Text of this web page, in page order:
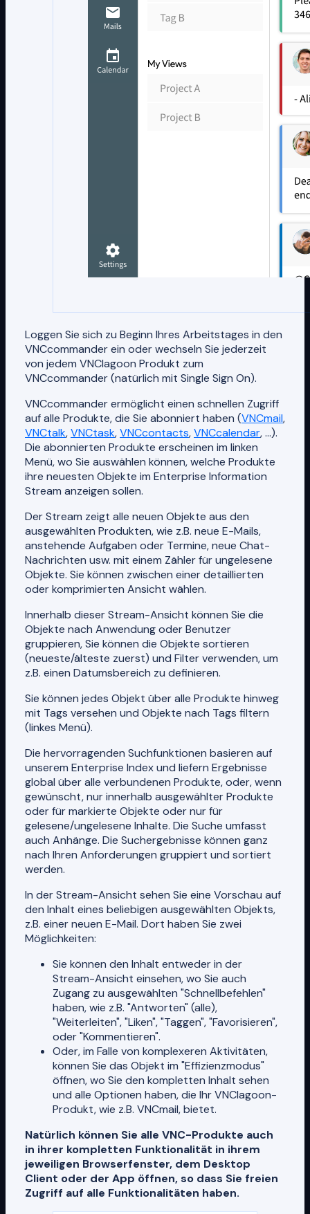
Loggen Sie sich zu Beginn Ihres Arbeitstages in den
VNCcommander ein oder wechseln Sie jederzeit
von jedem VNClagoon Produkt zum
VNCcommander (natürlich mit Single Sign On).
VNCcommander ermöglicht einen schnellen Zugriff
auf alle Produkte, die Sie abonniert haben (VNCmail,
VNCtalk,VNCtask,VNCcontacts,VNCcalendar, ...).
Die abonnierten Produkte erscheinen im linken
Menü, wo Sie auswählen können, welche Produkte
ihre neuesten Objekte im Enterprise Information
Stream anzeigen sollen.
Der Stream zeigt alle neuen Objekte aus den
ausgewählten Produkten, wie z.B. neue E-Mails,
anstehende Aufgaben oder Termine, neue Chat-
Nachrichten usw. mit einem Zähler für ungelesene
Objekte. Sie können zwischen einer detaillierten
oder komprimierten Ansicht wählen.
Innerhalb dieser Stream-Ansicht können Sie die
Objekte nach Anwendung oder Benutzer
gruppieren, Sie können die Objekte sortieren
(neueste/älteste zuerst) und Filter verwenden, um
z.B. einen Datumsbereich zu definieren.
Sie können jedes Objekt über alle Produkte hinweg
mit Tags versehen und Objekte nach Tags filtern
(linkes Menü).
Die hervorragenden Suchfunktionen basieren auf
unserem Enterprise Index und liefern Ergebnisse
global über alle verbundenen Produkte, oder, wenn
gewünscht, nur innerhalb ausgewählter Produkte
oder für markierte Objekte oder nur für
gelesene/ungelesene Inhalte. Die Suche umfasst
auch Anhänge. Die Suchergebnisse können ganz
nach Ihren Anforderungen gruppiert und sortiert
werden.
In der Stream-Ansicht sehen Sie eine Vorschau auf
den Inhalt eines beliebigen ausgewählten Objekts,
z.B. einer neuen E-Mail. Dort haben Sie zwei
Möglichkeiten:
Sie können den Inhalt entweder in der
Stream-Ansicht einsehen, wo Sie auch
Zugang zu ausgewählten "Schnellbefehlen"
haben, wie z.B. "Antworten" (alle),
"Weiterleiten", "Liken", "Taggen", "Favorisieren",
oder "Kommentieren".
Oder, im Falle von komplexeren Aktivitäten,
können Sie das Objekt im "Effizienzmodus"
öffnen, wo Sie den kompletten Inhalt sehen
und alle Optionen haben, die Ihr VNClagoon-
Produkt, wie z.B. VNCmail, bietet.
Natürlich können Sie alle VNC-Produkte auch
in ihrer kompletten Funktionalität in ihrem
jeweiligen Browserfenster, dem Desktop
Client oder der App öffnen, so dass Sie freien
Zugriff auf alle Funktionalitäten haben.